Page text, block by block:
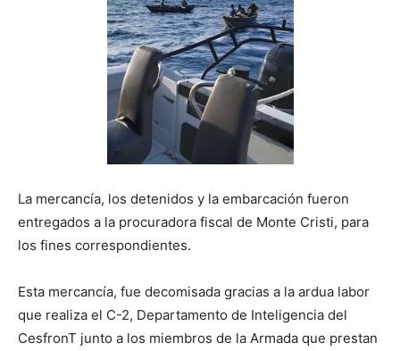
La mercancía, los detenidos y la embarcación fueron
entregados a la procuradora fiscal de Monte Cristi, para
los fines correspondientes.
Esta mercancía, fue decomisada gracias a la ardua labor
que realiza el C-2, Departamento de Inteligencia del
CesfronT junto a los miembros de la Armada que prestan